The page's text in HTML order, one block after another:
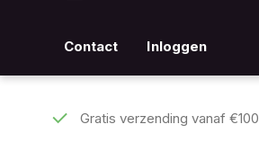
Contact Inloggen
Gratis verzending vanaf €100